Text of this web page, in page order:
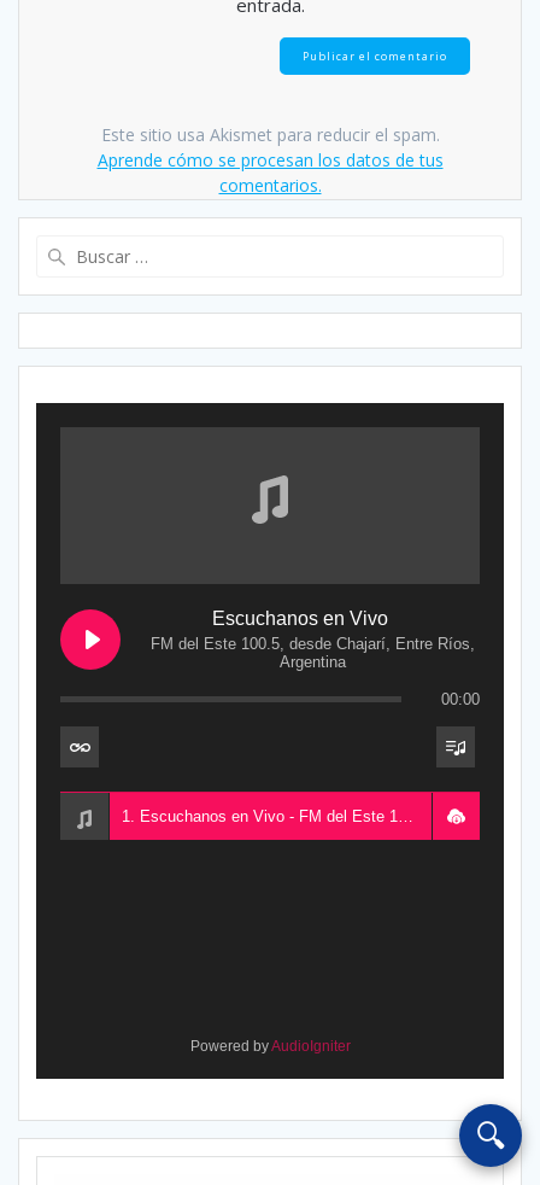
Este sitio usa Akismet para reducir el spam.
Aprende cómo se procesan los datos de tus
comentarios.
Escuchanos en Vivo
FM del Este 100.5, desde Chajarí, Entre Ríos,
Argentina
00:00
1. Escuchanos en Vivo - FM del Este 100.5, desde Chajarí, Entre Ríos, Argentina
Powered byAudioIgniter
🔍